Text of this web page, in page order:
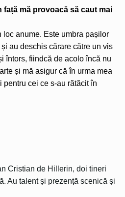
față mă provoacă să caut mai
loc anume. Este umbra pașilor
au deschis cărare către un vis
întors, fiindcă de acolo încă nu
și mă asigur că în urma mea
pentru cei ce s-au rătăcit în
Cristian de Hillerin, doi tineri
Au talent și prezență scenică și